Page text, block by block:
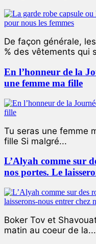
De façon générale,
% des vêtements qui
En l’honneur de la
une femme ma fille
Tu seras une femme
fille Si malgré...
L’Alyah comme sur
nos portes. Le
Boker Tov et
matin au coeur de la...